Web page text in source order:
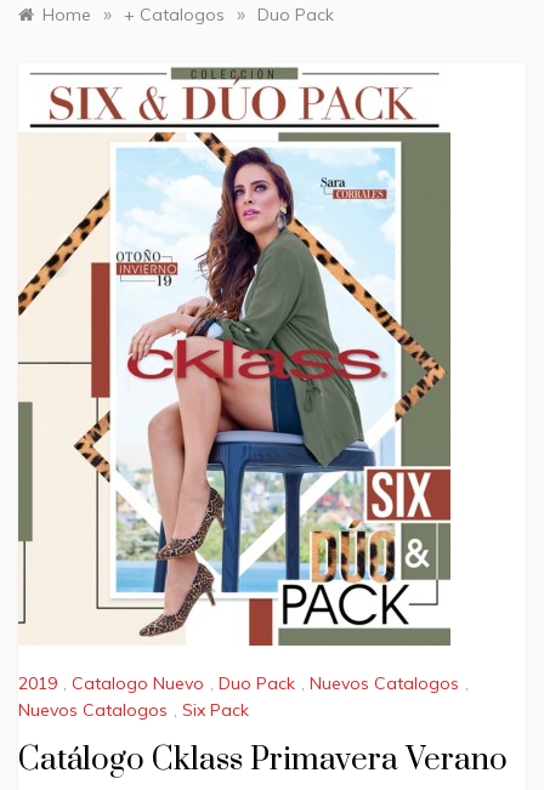
Home » + Catalogos » Duo Pack
2019 , Catalogo Nuevo , Duo Pack , Nuevos Catalogos ,
Nuevos Catalogos , Six Pack
Catálogo Cklass Primavera Verano